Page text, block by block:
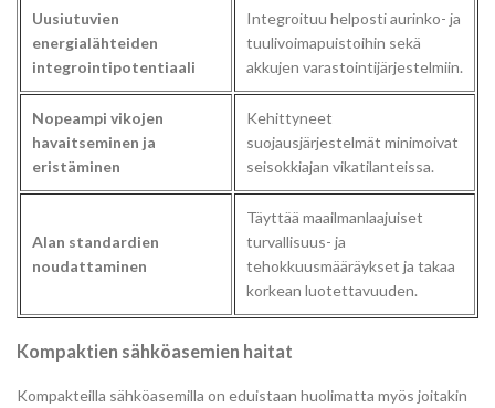
Uusiutuvien
energialähteiden
integrointipotentiaali
Integroituu helposti aurinko- ja
tuulivoimapuistoihin sekä
akkujen varastointijärjestelmiin.
Nopeampi vikojen
havaitseminen ja
eristäminen
Kehittyneet
suojausjärjestelmät minimoivat
seisokkiajan vikatilanteissa.
Alan standardien
noudattaminen
Täyttää maailmanlaajuiset
turvallisuus- ja
tehokkuusmääräykset ja takaa
korkean luotettavuuden.
Kompaktien sähköasemien haitat
Kompakteilla sähköasemilla on eduistaan huolimatta myös joitakin